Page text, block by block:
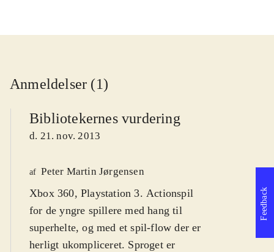
Anmeldelser (1)
Bibliotekernes vurdering
d. 21. nov. 2013
af Peter Martin Jørgensen
Xbox 360, Playstation 3. Actionspil
for de yngre spillere med hang til
superhelte, og med et spil-flow der er
herligt ukompliceret. Sproget er
Feedback